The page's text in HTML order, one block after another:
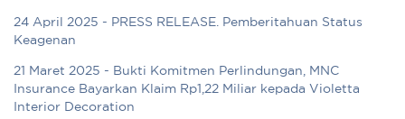
24 April 2025 - PRESS RELEASE. Pemberitahuan Status
Keagenan
21 Maret 2025 - Bukti Komitmen Perlindungan, MNC
Insurance Bayarkan Klaim Rp1,22 Miliar kepada Violetta
Interior Decoration